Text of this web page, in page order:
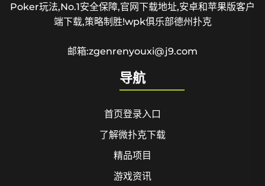
Poker玩法,No.1安全保障,官网下载地址,安卓和苹果版客户
端下载,策略制胜!wpk俱乐部德州扑克
邮箱:zgenrenyouxi@j9.com
导航
首页登录入口
了解微扑克下载
精品项目
游戏资讯